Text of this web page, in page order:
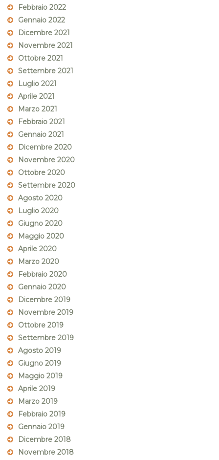
Febbraio 2022
Gennaio 2022
Dicembre 2021
Novembre 2021
Ottobre 2021
Settembre 2021
Luglio 2021
Aprile 2021
Marzo 2021
Febbraio 2021
Gennaio 2021
Dicembre 2020
Novembre 2020
Ottobre 2020
Settembre 2020
Agosto 2020
Luglio 2020
Giugno 2020
Maggio 2020
Aprile 2020
Marzo 2020
Febbraio 2020
Gennaio 2020
Dicembre 2019
Novembre 2019
Ottobre 2019
Settembre 2019
Agosto 2019
Giugno 2019
Maggio 2019
Aprile 2019
Marzo 2019
Febbraio 2019
Gennaio 2019
Dicembre 2018
Novembre 2018